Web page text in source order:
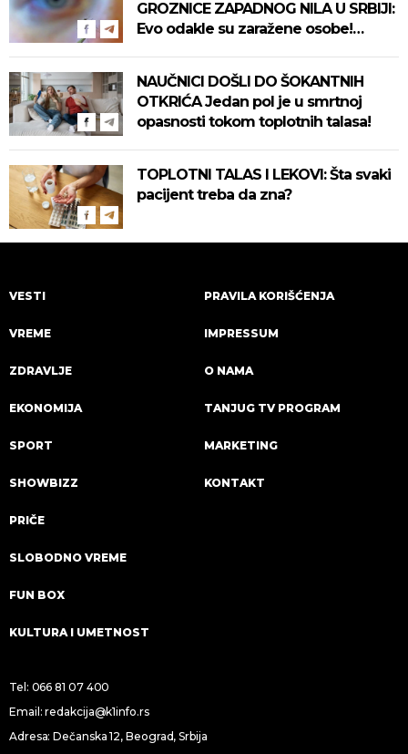
GROZNICE ZAPADNOG NILA U SRBIJI:
Evo odakle su zaražene osobe!
NAUČNICI DOŠLI DO ŠOKANTNIH
OTKRIĆA Jedan pol je u smrtnoj
opasnosti tokom toplotnih talasa!
TOPLOTNI TALAS I LEKOVI: Šta svaki
pacijent treba da zna?
VESTI
VREME
ZDRAVLJE
EKONOMIJA
SPORT
SHOWBIZZ
PRIČE
SLOBODNO VREME
FUN BOX
KULTURA I UMETNOST
PRAVILA KORIŠĆENJA
IMPRESSUM
O NAMA
TANJUG TV PROGRAM
MARKETING
KONTAKT
Tel: 066 81 07 400
Email:redakcija@k1info.rs
Adresa: Dečanska 12, Beograd, Srbija